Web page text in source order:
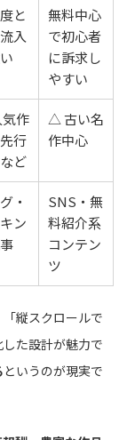
と
入
無料中心
で初心者
に訴求し
やすい
作
行
ど
△ 古い名
作中心
・
ン
SNS・無
料紹介系
コンテン
ツ
縦スクロールで
た設計が魅力で
というのが現実で